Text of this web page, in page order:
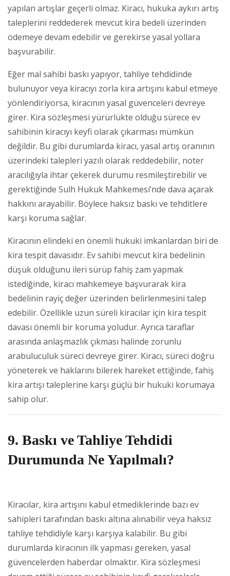
yapılan artışlar geçerli olmaz. Kiracı, hukuka aykırı artış
taleplerini reddederek mevcut kira bedeli üzerinden
ödemeye devam edebilir ve gerekirse yasal yollara
başvurabilir.
Eğer mal sahibi baskı yapıyor, tahliye tehdidinde
bulunuyor veya kiracıyı zorla kira artışını kabul etmeye
yönlendiriyorsa, kiracının yasal güvenceleri devreye
girer. Kira sözleşmesi yürürlükte olduğu sürece ev
sahibinin kiracıyı keyfi olarak çıkarması mümkün
değildir. Bu gibi durumlarda kiracı, yasal artış oranının
üzerindeki talepleri yazılı olarak reddedebilir, noter
aracılığıyla ihtar çekerek durumu resmileştirebilir ve
gerektiğinde Sulh Hukuk Mahkemesi’nde dava açarak
hakkını arayabilir. Böylece haksız baskı ve tehditlere
karşı koruma sağlar.
Kiracının elindeki en önemli hukuki imkanlardan biri de
kira tespit davasıdır. Ev sahibi mevcut kira bedelinin
düşük olduğunu ileri sürüp fahiş zam yapmak
istediğinde, kiracı mahkemeye başvurarak kira
bedelinin rayiç değer üzerinden belirlenmesini talep
edebilir. Özellikle uzun süreli kiracılar için kira tespit
davası önemli bir koruma yoludur. Ayrıca taraflar
arasında anlaşmazlık çıkması halinde zorunlu
arabuluculuk süreci devreye girer. Kiracı, süreci doğru
yöneterek ve haklarını bilerek hareket ettiğinde, fahiş
kira artışı taleplerine karşı güçlü bir hukuki korumaya
sahip olur.
9. Baskı ve Tahliye Tehdidi
Durumunda Ne Yapılmalı?
Kiracılar, kira artışını kabul etmediklerinde bazı ev
sahipleri tarafından baskı altına alınabilir veya haksız
tahliye tehdidiyle karşı karşıya kalabilir. Bu gibi
durumlarda kiracının ilk yapması gereken, yasal
güvencelerden haberdar olmaktır. Kira sözleşmesi